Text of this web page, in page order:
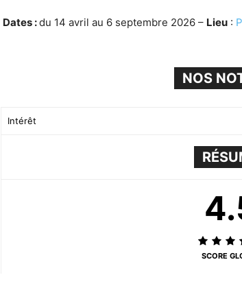
Dates :du 14 avril au 6 septembre 2026 – Lieu :
NOS
Intérêt
SCORE